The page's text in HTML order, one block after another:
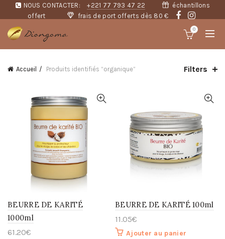
NOUS CONTACTER: +221 77 793 47 22
échantillons
offert
frais de port offerts dès 80 €
0
Accueil Produits identifiés “organique” Filters
BEURRE DE KARITÉ
1000ml
61.20€
BEURRE DE KARITÉ 100ml
11.05€
Ajouter au panier